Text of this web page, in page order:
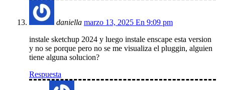
daniella marzo 13, 2025 En 9:09 pm
instale sketchup 2024 y luego instale enscape esta version
y no se porque pero no se me visualiza el pluggin, alguien
tiene alguna solucion?
Respuesta